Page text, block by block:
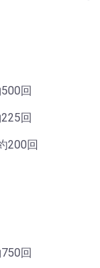
回
回
200回
回